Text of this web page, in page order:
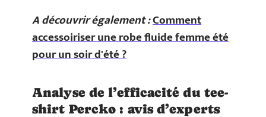
A découvrir également :Comment
accessoiriser une robe fluide femme été
pour un soir d'été ?
Analyse de l’efficacité du tee-
shirt Percko : avis d’experts